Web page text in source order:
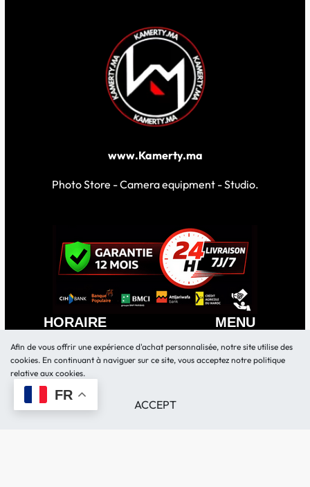
www.Kamerty.ma
Photo Store - Camera equipment - Studio.
HORAIRE
Lundi – Vendredi 10:30h-
18h
Samedi 11:00h-17h
MENU
BOUTIQUE
LOCATION MATERIEL
Afin de vous offrir une expérience d'achat personnalisée, notre site utilise des
cookies. En continuant à naviguer sur ce site, vous acceptez notre politique
relative aux cookies.
ACCEPT
FR